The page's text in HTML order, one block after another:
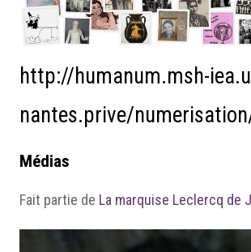
http://humanum.msh-
nantes.prive/
Médias
Fait partie de La marquise Leclercq de